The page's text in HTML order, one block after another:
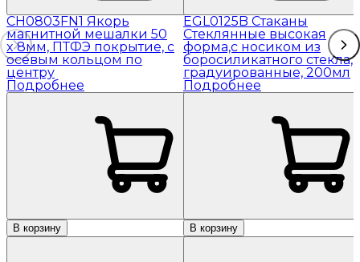
CH0803FN1 Якорь
магнитной мешалки 50
x 8мм, ПТФЭ покрытие, с
осевым кольцом по
центру
Подробнее
В корзину
EGL0125B Стаканы
Стеклянные высокая
форма,с носиком из
боросиликатного стекла,
градуированные, 200мл
Подробнее
В корзину